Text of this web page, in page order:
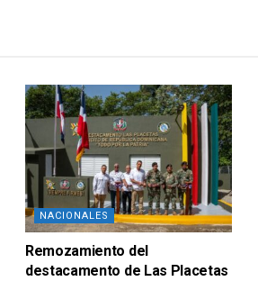
NACIONALES
Remozamiento del
destacamento de Las Placetas